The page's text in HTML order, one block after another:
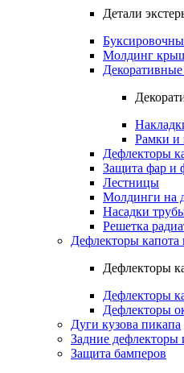
Детали
Молдинг
Рамки и
Дефлекторы
Защита фар и
Лестницы
Молдинги на
Насадки
Решетка
Дефлекторы капота
Дефлекторы
Дефлекторы
Дефлекторы
Дуги кузова пикапа
Задние дефлекторы
Защита бамперов